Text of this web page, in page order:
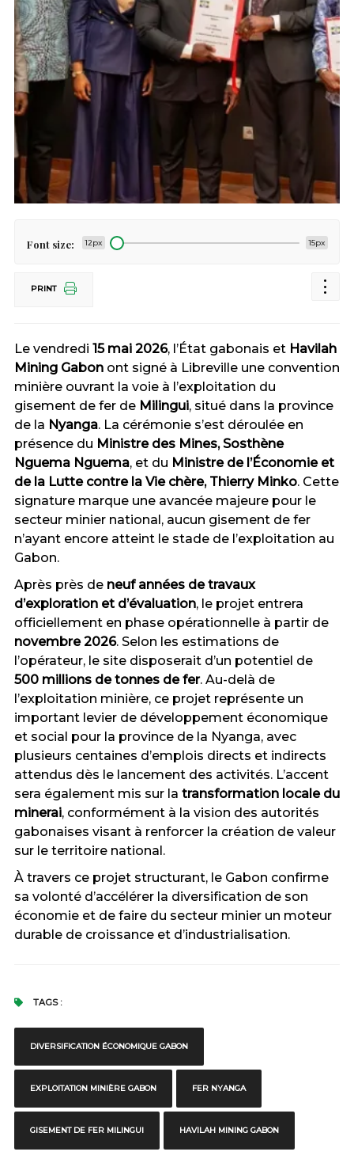
Font size: 12px 15px
PRINT
Le vendredi 15 mai 2026, l’État gabonais et Havilah
Mining Gabonont signé à Libreville une convention
minière ouvrant la voie à l’exploitation du
gisement de fer de Milingui, situé dans la province
de la Nyanga. La cérémonie s’est déroulée en
présence du Ministre des Mines, Sosthène
Nguema Nguema, et du Ministre de l’Économie et
de la Lutte contre la Vie chère, Thierry Minko. Cette
signature marque une avancée majeure pour le
secteur minier national, aucun gisement de fer
n’ayant encore atteint le stade de l’exploitation au
Gabon.
Après près de neuf années de travaux
d’exploration et d’évaluation, le projet entrera
officiellement en phase opérationnelle à partir de
novembre 2026. Selon les estimations de
l’opérateur, le site disposerait d’un potentiel de
500 millions de tonnes de fer. Au-delà de
l’exploitation minière, ce projet représente un
important levier de développement économique
et social pour la province de la Nyanga, avec
plusieurs centaines d’emplois directs et indirects
attendus dès le lancement des activités. L’accent
sera également mis sur la transformation locale du
minerai, conformément à la vision des autorités
gabonaises visant à renforcer la création de valeur
sur le territoire national.
À travers ce projet structurant, le Gabon confirme
sa volonté d’accélérer la diversification de son
économie et de faire du secteur minier un moteur
durable de croissance et d’industrialisation.
TAGS :
DIVERSIFICATION ÉCONOMIQUE GABON
EXPLOITATION MINIÈRE GABON FER NYANGA
GISEMENT DE FER MILINGUI HAVILAH MINING GABON